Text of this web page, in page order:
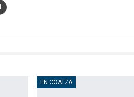
EN COATZA